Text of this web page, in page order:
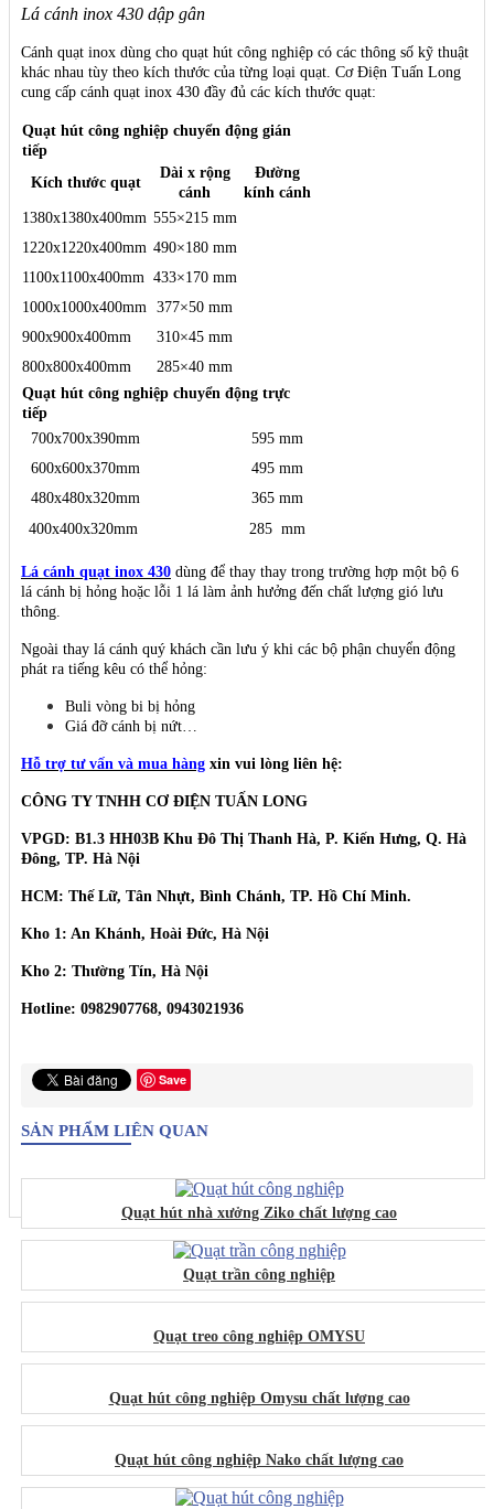
Lá cánh inox 430 dập gân
Cánh quạt inox dùng cho quạt hút công nghiệp có các thông số kỹ thuật
khác nhau tùy theo kích thước của từng loại quạt. Cơ Điện Tuấn Long
cung cấp cánh quạt inox 430 đầy đủ các kích thước quạt:
Quạt hút công nghiệp chuyển động gián
tiếp
Kích thước quạt
Dài x rộng
cánh
Đường
kính cánh
1380x1380x400mm 555×215 mm
1220x1220x400mm 490×180 mm
1100x1100x400mm 433×170 mm
1000x1000x400mm 377×50 mm
900x900x400mm
310×45 mm
800x800x400mm
285×40 mm
Quạt hút công nghiệp chuyển động trực
tiếp
700x700x390mm
595 mm
600x600x370mm
495 mm
480x480x320mm
365 mm
400x400x320mm
285 mm
Lá cánh quạt inox 430 dùng để thay thay trong trường hợp một bộ 6
lá cánh bị hỏng hoặc lỗi 1 lá làm ảnh hưởng đến chất lượng gió lưu
thông.
Ngoài thay lá cánh quý khách cần lưu ý khi các bộ phận chuyển động
phát ra tiếng kêu có thể hỏng:
Buli vòng bi bị hỏng
Giá đỡ cánh bị nứt…
Hỗ trợ tư vấn và mua hàng xin vui lòng liên hệ:
CÔNG TY TNHH CƠ ĐIỆN TUẤN LONG
VPGD: B1.3 HH03B Khu Đô Thị Thanh Hà, P. Kiến Hưng, Q. Hà
Đông, TP. Hà Nội
HCM: Thế Lữ, Tân Nhựt, Bình Chánh, TP. Hồ Chí Minh.
Kho 1: An Khánh, Hoài Đức, Hà Nội
Kho 2: Thường Tín, Hà Nội
Hotline: 0982907768, 0943021936
Save
SẢN PHẨM LIÊN QUAN
Quạt hút nhà xưởng Ziko chất lượng cao
Quạt trần công nghiệp
Quạt treo công nghiệp OMYSU
Quạt hút công nghiệp Omysu chất lượng cao
Quạt hút công nghiệp Nako chất lượng cao